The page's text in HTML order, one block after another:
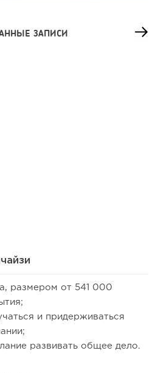
ЗАПИСИ
размером от 541 000
и придерживаться
развивать общее дело.